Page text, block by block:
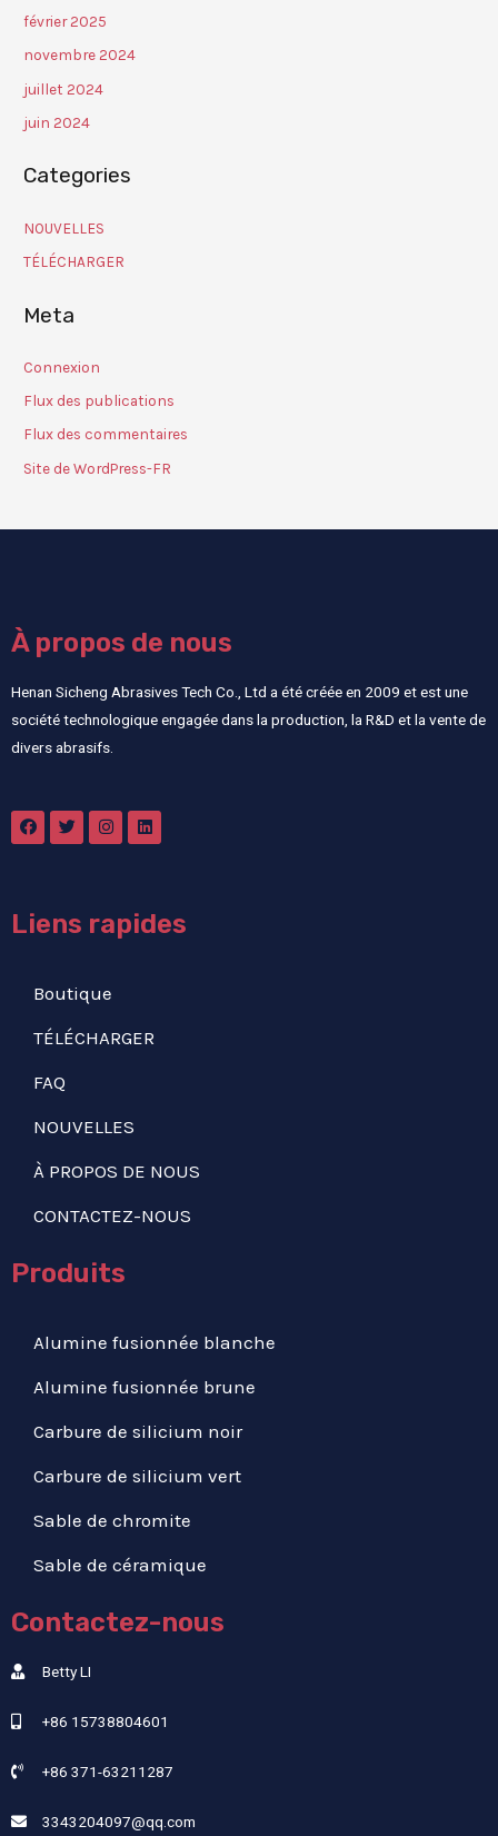
février 2025
novembre 2024
juillet 2024
juin 2024
Categories
NOUVELLES
TÉLÉCHARGER
Meta
Connexion
Flux des publications
Flux des commentaires
Site de WordPress-FR
À propos de nous
Henan Sicheng Abrasives Tech Co., Ltd a été créée en 2009 et est une
société technologique engagée dans la production, la R&D et la vente de
divers abrasifs.
Liens rapides
Boutique
TÉLÉCHARGER
FAQ
NOUVELLES
À PROPOS DE NOUS
CONTACTEZ-NOUS
Produits
Alumine fusionnée blanche
Alumine fusionnée brune
Carbure de silicium noir
Carbure de silicium vert
Sable de chromite
Sable de céramique
Contactez-nous
Betty LI
+86 15738804601
+86 371-63211287
3343204097@qq.com